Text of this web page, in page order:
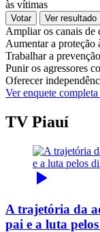
às vítimas
Votar Ver resultado
Ampliar os canais de
Aumentar a proteção
Trabalhar a
Punir os agressores
Oferecer
Ver enquete
TV Piauí
A trajetória da
pai e a luta